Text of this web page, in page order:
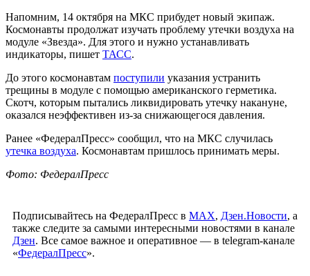
Напомним, 14 октября на МКС прибудет новый экипаж.
Космонавты продолжат изучать проблему утечки воздуха на
модуле «Звезда». Для этого и нужно устанавливать
индикаторы, пишет ТАСС.
До этого космонавтам поступили указания устранить
трещины в модуле с помощью американского герметика.
Скотч, которым пытались ликвидировать утечку накануне,
оказался неэффективен из-за снижающегося давления.
Ранее «ФедералПресс» сообщил, что на МКС случилась
утечка воздуха. Космонавтам пришлось принимать меры.
Фото: ФедералПресс
Подписывайтесь на ФедералПресс в МАХ, Дзен.Новости, а
также следите за самыми интересными новостями в канале
Дзен. Все самое важное и оперативное — в telegram-канале
«ФедералПресс».